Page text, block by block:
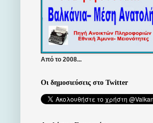
Από το 2008...
Οι δημοσιεύσεις στο Twitter